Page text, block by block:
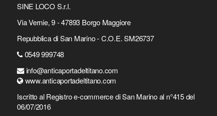
SINE LOCO S.r.l.
Via Vernie, 9 - 47893 Borgo Maggiore
Repubblica di San Marino - C.O.E. SM26737
0549 999748
info@anticaportadeltitano.com
www.anticaportadeltitano.com
Iscritto al Registro e-commerce di San Marino al n°415 del
06/07/2016